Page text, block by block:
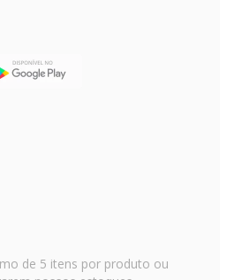
de 5 itens por produto ou